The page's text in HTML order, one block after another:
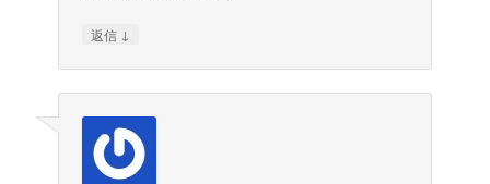
返信 ↓